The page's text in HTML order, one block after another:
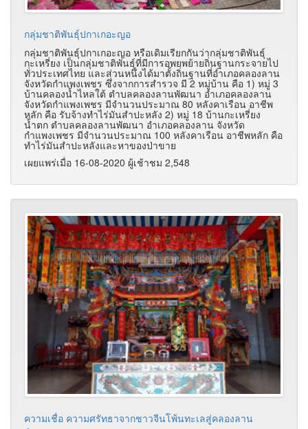
กลุ่มชาติพันธุ์ปกาเกอะญอ
กลุ่มชาติพันธุ์ปกาเกอะญอ หรือเดิมเรียกกันว่ากลุ่มชาติพันธุ์
กะเหรี่ยง เป็นกลุ่มชาติพันธุ์ที่มีการอพยพย้ายถิ่นฐานกระจายไป
ทั่วประเทศไทย และส่วนหนึ่งได้มาตั้งถิ่นฐานที่อำเภอคลองลาน
จังหวัดกำแพงเพชร ซึ่งจากการสำรวจ มี 2 หมู่บ้าน คือ 1) หมู่ 3
บ้านคลองน้ำไหลใต้ ตำบลคลองลานพัฒนา อำเภอคลองลาน
จังหวัดกำแพงเพชร มีจำนวนประมาณ 80 หลังคาเรือน อาชีพ
หลัก คือ รับจ้างทำไร่มันสำปะหลัง 2) หมู่ 18 บ้านกะเหรี่ยง
น้ำตก ตำบลคลองลานพัฒนา อำเภอคลองลาน จังหวัด
กำแพงเพชร มีจำนวนประมาณ 100 หลังคาเรือน อาชีพหลัก คือ
ทำไร่มันสำปะหลังและหาของป่าขาย
เผยแพร่เมื่อ 16-08-2020 ผู้เช้าชม 2,548
ความเชื่อ ความศรัทธาจากชาวจีนโพ้นทะเลสู่คลองลาน